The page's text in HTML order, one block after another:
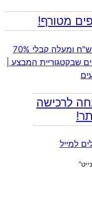
מטורף!
בחרי פריטים מהמבצע בשווי 300 ש"ח ומעלה קבלי 70%
שבקטגוריית המבצע |
מתנה 10% הנחה לרכישה
למייל